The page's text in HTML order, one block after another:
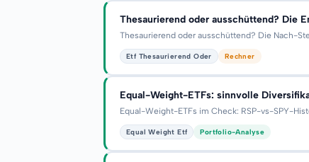
Thesaurierend oder ausschüttend? Die
Thesaurierend oder ausschüttend? Die Nach-
Etf Thesaurierend Oder Rechner
Equal-Weight-ETFs: sinnvolle
Equal-Weight-ETFs im Check: RSP-vs-SPY-
Equal Weight Etf Portfolio-Analyse